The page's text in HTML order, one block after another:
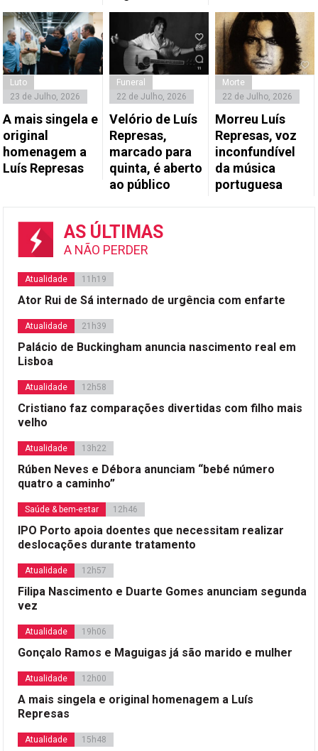
Luto
23 de Julho, 2026
A mais singela e
original
homenagem a
Luís Represas
Funeral
22 de Julho, 2026
Velório de Luís
Represas,
marcado para
quinta, é aberto
ao público
Morte
22 de Julho, 2026
Morreu Luís
Represas, voz
inconfundível
da música
portuguesa
AS ÚLTIMAS
A NÃO PERDER
Atualidade 11h19
Ator Rui de Sá internado de urgência com enfarte
Atualidade 21h39
Palácio de Buckingham anuncia nascimento real em
Lisboa
Atualidade 12h58
Cristiano faz comparações divertidas com filho mais
velho
Atualidade 13h22
Rúben Neves e Débora anunciam “bebé número
quatro a caminho”
Saúde & bem-estar 12h46
IPO Porto apoia doentes que necessitam realizar
deslocações durante tratamento
Atualidade 12h57
Filipa Nascimento e Duarte Gomes anunciam segunda
vez
Atualidade 19h06
Gonçalo Ramos e Maguigas já são marido e mulher
Atualidade 12h00
A mais singela e original homenagem a Luís
Represas
Atualidade 15h48